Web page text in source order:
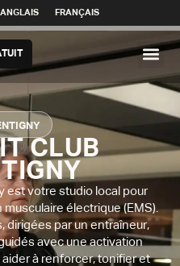
ANGLAIS FRANÇAIS
CLUB
est votre studio local pour
électrique (EMS).
dirigées par un entraîneur,
avec une activation
à renforcer, tonifier et